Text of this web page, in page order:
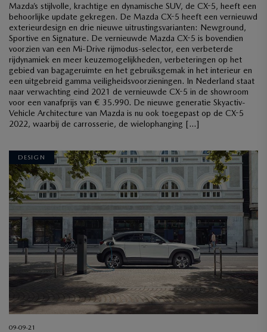
Mazda’s stijlvolle, krachtige en dynamische SUV, de CX-5, heeft een
behoorlijke update gekregen. De Mazda CX-5 heeft een vernieuwd
exterieurdesign en drie nieuwe uitrustingsvarianten: Newground,
Sportive en Signature. De vernieuwde Mazda CX-5 is bovendien
voorzien van een Mi-Drive rijmodus-selector, een verbeterde
rijdynamiek en meer keuzemogelijkheden, verbeteringen op het
gebied van bagageruimte en het gebruiksgemak in het interieur en
een uitgebreid gamma veiligheidsvoorzieningen. In Nederland staat
naar verwachting eind 2021 de vernieuwde CX-5 in de showroom
voor een vanafprijs van € 35.990. De nieuwe generatie Skyactiv-
Vehicle Architecture van Mazda is nu ook toegepast op de CX-5
2022, waarbij de carrosserie, de wielophanging […]
DESIGN
09-09-21